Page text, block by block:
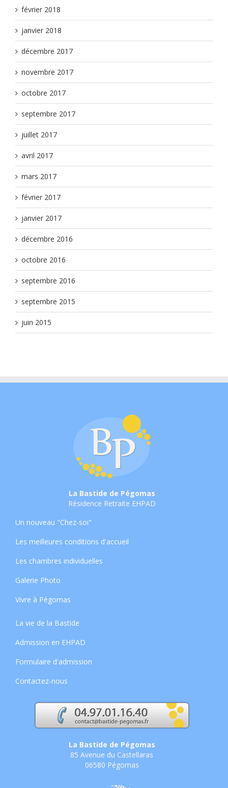
février 2018
janvier 2018
décembre 2017
novembre 2017
octobre 2017
septembre 2017
juillet 2017
avril 2017
mars 2017
février 2017
janvier 2017
décembre 2016
octobre 2016
septembre 2016
septembre 2015
juin 2015
La Bastide de Pégomas
Résidence Retraite EHPAD
Un nouveau "Chez-soi"
Les meilleures conditions d'accueil
Les chambres individuelles
Galerie Photo
Vivre à Pégomas
La vie de la Bastide
Admission en EHPAD
Formulaire d'admission
Contactez-nous
La Bastide de Pégomas
85 Avenue du Castellaras
06580 Pégomas